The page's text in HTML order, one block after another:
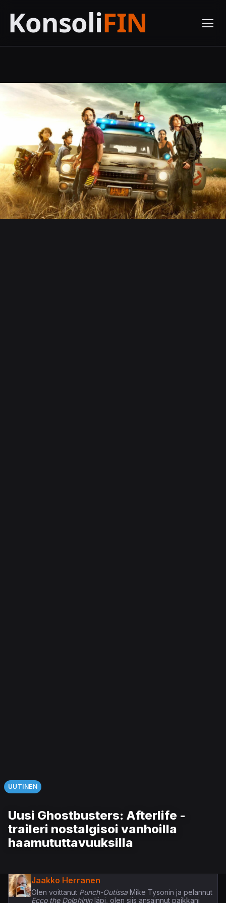
UUTINEN
Uusi Ghostbusters: Afterlife -
traileri nostalgisoi vanhoilla
haamututtavuuksilla
Jaakko Herranen
Olen voittanutPunch-OutissaMike Tysonin ja pelannut
Ecco the Dolphininläpi, olen siis ansainnut paikkani